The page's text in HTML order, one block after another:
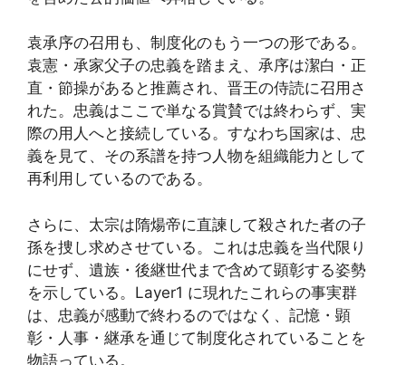
袁承序の召用も、制度化のもう一つの形である。
袁憲・承家父子の忠義を踏まえ、承序は潔白・正
直・節操があると推薦され、晋王の侍読に召用さ
れた。忠義はここで単なる賞賛では終わらず、実
際の用人へと接続している。すなわち国家は、忠
義を見て、その系譜を持つ人物を組織能力として
再利用しているのである。
さらに、太宗は隋煬帝に直諫して殺された者の子
孫を捜し求めさせている。これは忠義を当代限り
にせず、遺族・後継世代まで含めて顕彰する姿勢
を示している。Layer1 に現れたこれらの事実群
は、忠義が感動で終わるのではなく、記憶・顕
彰・人事・継承を通じて制度化されていることを
物語っている。